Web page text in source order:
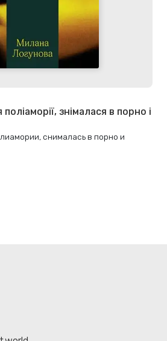
знімалася в порно і
снималась в порно и